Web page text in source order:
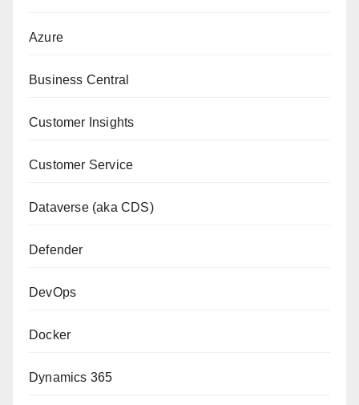
Azure
Business Central
Customer Insights
Customer Service
Dataverse (aka CDS)
Defender
DevOps
Docker
Dynamics 365